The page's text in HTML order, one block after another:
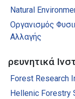
Natural
Οργανισμός
Αλλαγής
Ερευνητικά
Forest Research
Hellenic Forestry